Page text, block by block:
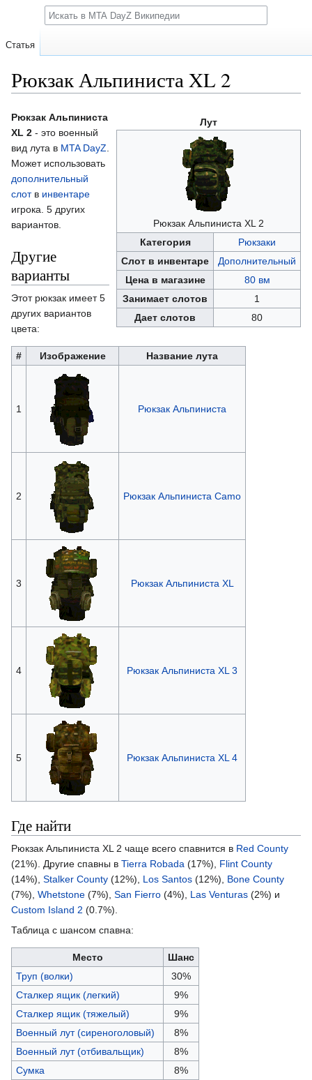
Рюкзак Альпиниста XL 2
Перейти
к
Перейти
к
Лут
Рюкзак Альпиниста XL 2
Категория
Рюкзаки
Слот в инвентаре
Дополнительный
Цена в магазине
80 вм
Занимает слотов
1
Дает слотов
80
Рюкзак Альпиниста
XL 2 - это военный
вид лута в MTA DayZ.
Может использовать
дополнительный
слотв инвентаре
игрока. 5 других
вариантов.
Другие
варианты
Этот рюкзак имеет 5
других вариантов
цвета:
# Изображение Название лута
1 Рюкзак Альпиниста
2 Рюкзак Альпиниста Camo
3 Рюкзак Альпиниста XL
4 Рюкзак Альпиниста XL 3
5 Рюкзак Альпиниста XL 4
Где найти
Рюкзак Альпиниста XL 2 чаще всего спавнится в Red County
(21%). Другие спавны в Tierra Robada (17%), Flint County
(14%), Stalker County (12%), Los Santos (12%), Bone County
(7%), Whetstone (7%), San Fierro (4%), Las Venturas (2%) и
Custom Island 2 (0.7%).
Таблица с шансом спавна:
Место
Шанс
Труп (волки)
30%
Сталкер ящик (легкий)
9%
Сталкер ящик (тяжелый)
9%
Военный лут (сиреноголовый)
8%
Военный лут (отбивальщик)
8%
Сумка
8%
Статья